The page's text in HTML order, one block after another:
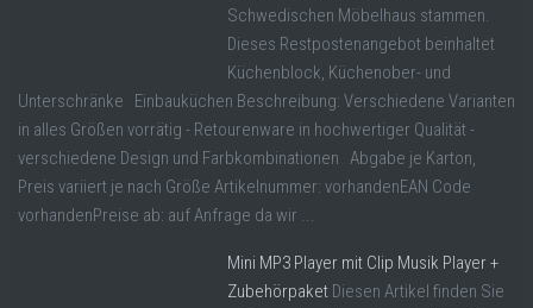
Schwedischen Möbelhaus stammen.
Dieses Restpostenangebot beinhaltet
Küchenblock, Küchenober- und
Unterschränke Einbauküchen Beschreibung: Verschiedene Varianten
in alles Größen vorrätig - Retourenware in hochwertiger Qualität -
verschiedene Design und Farbkombinationen Abgabe je Karton,
Preis variiert je nach Größe Artikelnummer: vorhandenEAN Code
vorhandenPreise ab: auf Anfrage da wir ...
Mini MP3 Player mit Clip Musik Player +
Zubehörpaket Diesen Artikel finden Sie